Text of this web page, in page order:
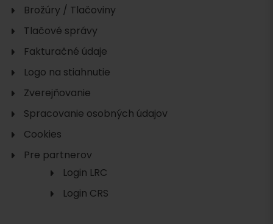
Brožúry / Tlačoviny
Tlačové správy
Fakturačné údaje
Logo na stiahnutie
Zverejňovanie
Spracovanie osobných údajov
Cookies
Pre partnerov
Login LRC
Login CRS